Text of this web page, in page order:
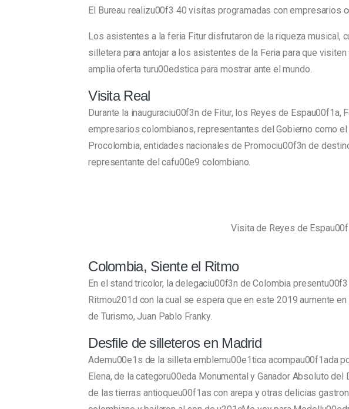
El Bureau realizu00f3 40 visitas programadas con empresarios
Los asistentes a la feria Fitur disfrutaron de la riqueza musical,
silletera para antojar a los asistentes de la Feria para que
amplia oferta turu00edstica para mostrar ante el mundo.
Visita Real
Durante la inauguraciu00f3n de Fitur, los Reyes de
empresarios colombianos, representantes del Gobierno como
Procolombia, entidades nacionales de Promociu00f3n de
representante del cafu00e9 colombiano.
Visita de Reyes de
Colombia, Siente el Ritmo
En el stand tricolor, la delegaciu00f3n de Colombia
Ritmou201d con la cual se espera que en este 2019 aumente
de Turismo, Juan Pablo Franky.
Desfile de silleteros en Madrid
Ademu00e1s de la silleta emblemu00e1tica acompau00f1ada
Elena, de la categoru00eda Monumental y Ganador Absoluto
de las tierras antioqueu00f1as con arepa y otras delicias